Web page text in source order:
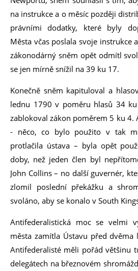
na instrukce a o měsíc později
právními dodatky, které byly
Města včas poslala svoje instrukce
zákonodárný sněm opět odmítl
se jen mírně snížil na 39 ku 17.
Konečně sněm kapituloval a
lednu 1790 v poměru hlasů 34
zablokoval zákon poměrem 5 ku 4.
- něco, co bylo použito v tak
protlačila ústava – byla opět
doby, než jeden člen byl
John Collins – no další guvernér,
zlomil poslední překážku a
svoláno, aby se konalo v South
Antifederalistická moc se velmi
města zamítla Ústavu před dvěma
Antifederalisté měli pořád většinu
delegátech na březnovém